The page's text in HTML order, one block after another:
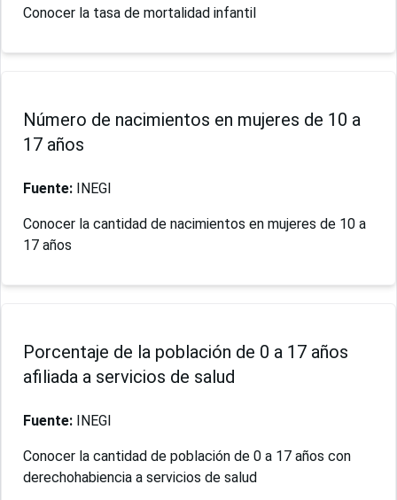
Conocer la tasa de mortalidad infantil
Número de nacimientos en mujeres de 10 a
17 años
Fuente: INEGI
Conocer la cantidad de nacimientos en mujeres de 10 a
17 años
Porcentaje de la población de 0 a 17 años
afiliada a servicios de salud
Fuente: INEGI
Conocer la cantidad de población de 0 a 17 años con
derechohabiencia a servicios de salud